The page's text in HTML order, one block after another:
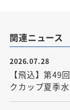
関連ニュース
2026.07.28
【飛込】第49
クカップ夏季